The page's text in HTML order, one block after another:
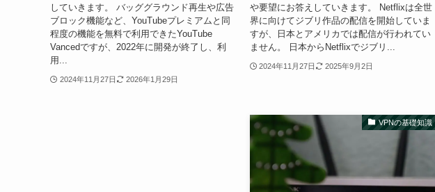
していきます。 バッググラウンド再生や広告
ブロック機能など、YouTubeプレミアムと同
程度の機能を無料で利用できたYouTube
Vancedですが、2022年に開発が終了し、利
用...
2024年11月27日 2026年1月29日
や要望にお答えしていきます。 Netflixは全世
界に向けてジブリ作品の配信を開始していま
すが、日本とアメリカでは配信が行われてい
ません。 日本からNetflixでジブリ...
2024年11月27日 2025年9月2日
VPNの基礎知識